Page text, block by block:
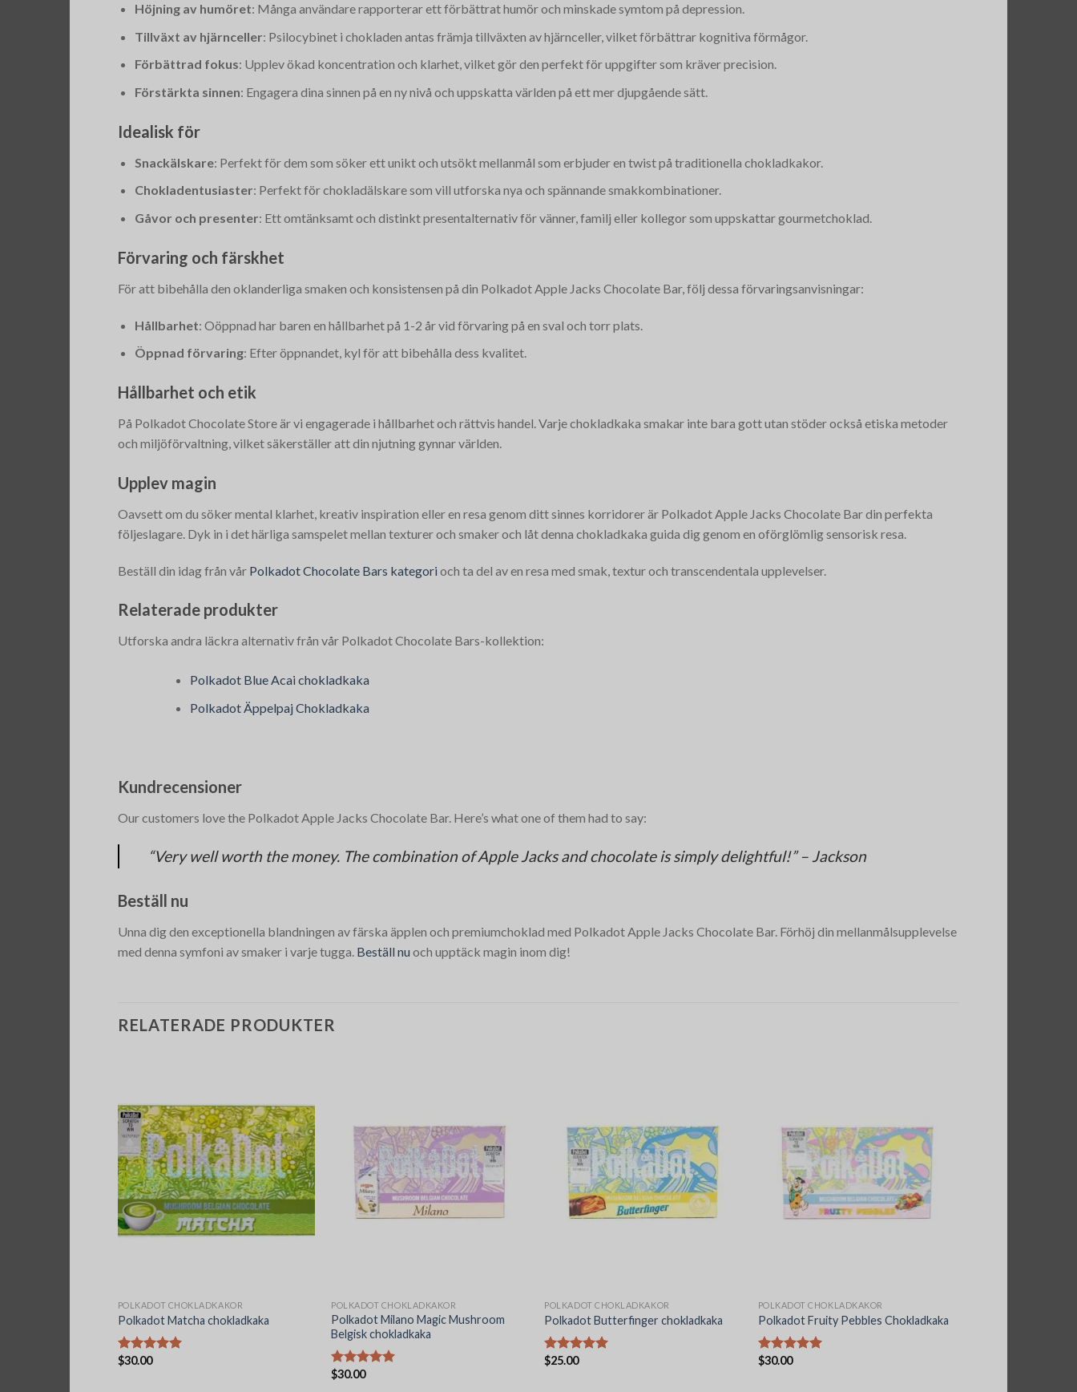
Höjning av humöret: Många användare rapporterar ett förbättrat humör och minskade symtom på depression.
Tillväxt av hjärnceller: Psilocybinet i chokladen antas främja tillväxten av hjärnceller, vilket förbättrar kognitiva förmågor.
Förbättrad fokus: Upplev ökad koncentration och klarhet, vilket gör den perfekt för uppgifter som kräver precision.
Förstärkta sinnen: Engagera dina sinnen på en ny nivå och uppskatta världen på ett mer djupgående sätt.
Idealisk för
Snackälskare: Perfekt för dem som söker ett unikt och utsökt mellanmål som erbjuder en twist på traditionella chokladkakor.
Chokladentusiaster: Perfekt för chokladälskare som vill utforska nya och spännande smakkombinationer.
Gåvor och presenter: Ett omtänksamt och distinkt presentalternativ för vänner, familj eller kollegor som uppskattar gourmetchoklad.
Förvaring och färskhet
För att bibehålla den oklanderliga smaken och konsistensen på din Polkadot Apple Jacks Chocolate Bar, följ dessa förvaringsanvisningar:
Hållbarhet: Oöppnad har baren en hållbarhet på 1-2 år vid förvaring på en sval och torr plats.
Öppnad förvaring: Efter öppnandet, kyl för att bibehålla dess kvalitet.
Hållbarhet och etik
På Polkadot Chocolate Store är vi engagerade i hållbarhet och rättvis handel. Varje chokladkaka smakar inte bara gott utan stöder också etiska metoder
och miljöförvaltning, vilket säkerställer att din njutning gynnar världen.
Upplev magin
Oavsett om du söker mental klarhet, kreativ inspiration eller en resa genom ditt sinnes korridorer är Polkadot Apple Jacks Chocolate Bar din perfekta
följeslagare. Dyk in i det härliga samspelet mellan texturer och smaker och låt denna chokladkaka guida dig genom en oförglömlig sensorisk resa.
Beställ din idag från vår Polkadot Chocolate Bars kategori och ta del av en resa med smak, textur och transcendentala upplevelser.
Relaterade produkter
Utforska andra läckra alternativ från vår Polkadot Chocolate Bars-kollektion:
Polkadot Blue Acai chokladkaka
Polkadot Äppelpaj Chokladkaka
Kundrecensioner
Our customers love the Polkadot Apple Jacks Chocolate Bar. Here’s what one of them had to say:
“Very well worth the money. The combination of Apple Jacks and chocolate is simply delightful!” – Jackson
Beställ nu
Unna dig den exceptionella blandningen av färska äpplen och premiumchoklad med Polkadot Apple Jacks Chocolate Bar. Förhöj din mellanmålsupplevelse
med denna symfoni av smaker i varje tugga. Beställ nu och upptäck magin inom dig!
RELATERADE PRODUKTER
POLKADOT CHOKLADKAKOR
Polkadot Matcha chokladkaka
Betygsatt
$30.00
POLKADOT CHOKLADKAKOR
Polkadot Milano Magic Mushroom
Belgisk chokladkaka
Betygsatt
$30.00
POLKADOT CHOKLADKAKOR
Polkadot Butterfinger chokladkaka
Betygsatt
$25.00
POLKADOT CHOKLADKAKOR
Polkadot Fruity Pebbles Chokladkaka
Betygsatt
$30.00